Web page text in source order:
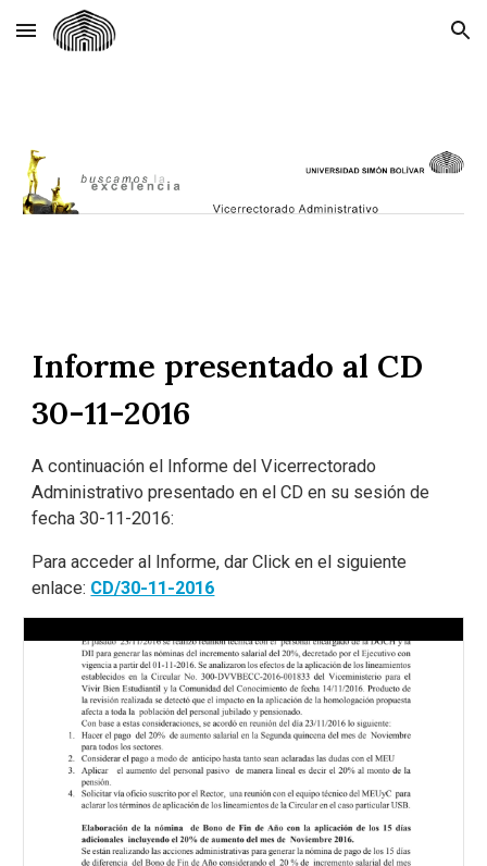
Skip to main content Skip to navigation
Informe presentado al CD
30-11-2016
A continuación el Informe del Vicerrectorado
Administrativo presentado en el CD en su sesión de
fecha 30-11-2016:
Para acceder al Informe, dar Click en el siguiente
enlace: CD/30-11-2016